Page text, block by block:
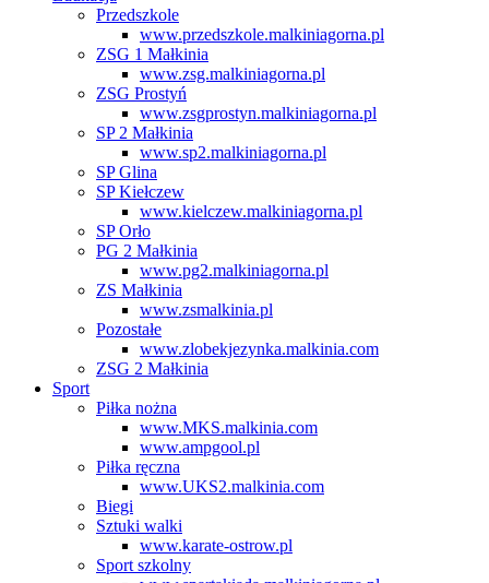
Przedszkole
www.przedszkole.malkiniagorna.pl
ZSG 1 Małkinia
www.zsg.malkiniagorna.pl
ZSG Prostyń
www.zsgprostyn.malkiniagorna.pl
SP 2 Małkinia
www.sp2.malkiniagorna.pl
SP Glina
SP Kiełczew
www.kielczew.malkiniagorna.pl
SP Orło
PG 2 Małkinia
www.pg2.malkiniagorna.pl
ZS Małkinia
www.zsmalkinia.pl
Pozostałe
www.zlobekjezynka.malkinia.com
ZSG 2 Małkinia
Sport
Piłka nożna
www.MKS.malkinia.com
www.ampgool.pl
Piłka ręczna
www.UKS2.malkinia.com
Biegi
Sztuki walki
www.karate-ostrow.pl
Sport szkolny